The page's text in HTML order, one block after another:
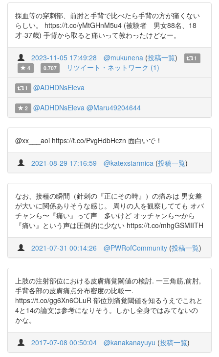
採血等の穿刺部、前肘と手背で比べたら手背の方が痛くない
らしい。 https://t.co/yMtGHnM5u4 (被験者 男女88名、18
才-37歳) 手背から取ると痛いって教わったけどなー。
2023-11-05 17:49:28 @mukunena (投稿一覧)
1
4
0.707 リツイート・ネットワーク (1)
1 @ADHDNsEleva
2 @ADHDNsEleva @Maru49204644
@xx___aoi https://t.co/PvgHdbHczn 面白いで！
2021-08-29 17:16:59 @katexstarmica (投稿一覧)
なお、接種の瞬間（針刺の『正にその時』）の痛みは 男女差
が大いに関係ありそうな感じ。 周りの人を観察してても オバ
チャンら〜『痛い』って声 多いけど オッチャンら〜から
『痛い』という声は圧倒的に少ない https://t.co/mhgGSMIITH
2021-07-31 00:14:26 @PWRofCommunity (投稿一覧)
上肢の注射部位における皮膚痛覚閾値の検討. 一三角筋,前肘,
手背各部の皮膚痛点分布密度の比較一.
https://t.co/gg6Xn6OLuR 部位別痛覚閾値を知るうえでこれと
4と14の論文は参考になりそう。しかし全身ではみてないの
かな。
2017-07-08 00:50:04 @kanakanayuyu (投稿一覧)